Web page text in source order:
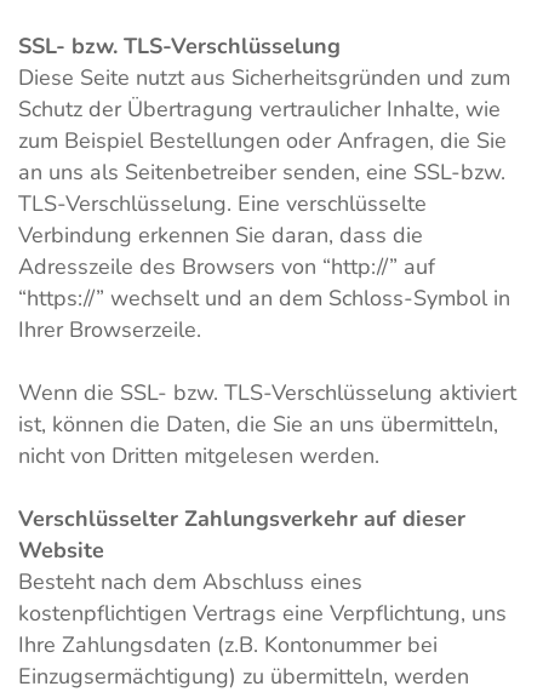
SSL- bzw. TLS-Verschlüsselung
Diese Seite nutzt aus Sicherheitsgründen und zum
Schutz der Übertragung vertraulicher Inhalte, wie
zum Beispiel Bestellungen oder Anfragen, die Sie
an uns als Seitenbetreiber senden, eine SSL-bzw.
TLS-Verschlüsselung. Eine verschlüsselte
Verbindung erkennen Sie daran, dass die
Adresszeile des Browsers von “http://” auf
“https://” wechselt und an dem Schloss-Symbol in
Ihrer Browserzeile.
Wenn die SSL- bzw. TLS-Verschlüsselung aktiviert
ist, können die Daten, die Sie an uns übermitteln,
nicht von Dritten mitgelesen werden.
Verschlüsselter Zahlungsverkehr auf dieser
Website
Besteht nach dem Abschluss eines
kostenpflichtigen Vertrags eine Verpflichtung, uns
Ihre Zahlungsdaten (z.B. Kontonummer bei
Einzugsermächtigung) zu übermitteln, werden